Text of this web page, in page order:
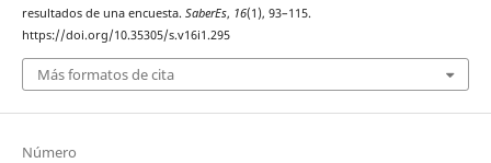
resultados de una encuesta. SaberEs, 16(1), 93–115.
https://doi.org/10.35305/s.v16i1.295
Más formatos de cita
Número